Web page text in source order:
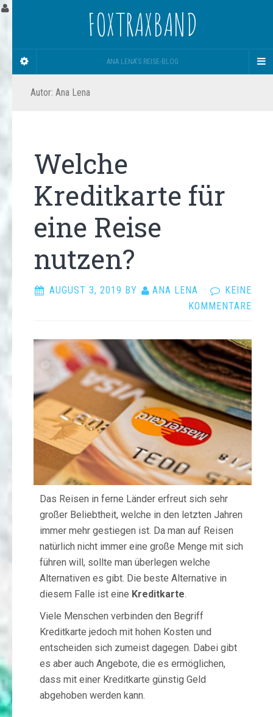
FOXTRAXBAND
ANA LENA'S REISE-BLOG
Autor: Ana Lena
Welche
Kreditkarte für
eine Reise
nutzen?
AUGUST 3, 2019 BY ANA LENA ·
KEINE
KOMMENTARE
Das Reisen in ferne Länder erfreut sich sehr
großer Beliebtheit, welche in den letzten Jahren
immer mehr gestiegen ist. Da man auf Reisen
natürlich nicht immer eine große Menge mit sich
führen will, sollte man überlegen welche
Alternativen es gibt. Die beste Alternative in
diesem Falle ist eine Kreditkarte.
Viele Menschen verbinden den Begriff
Kreditkarte jedoch mit hohen Kosten und
entscheiden sich zumeist dagegen. Dabei gibt
es aber auch Angebote, die es ermöglichen,
dass mit einer Kreditkarte günstig Geld
abgehoben werden kann.